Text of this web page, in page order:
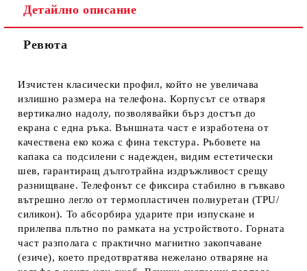
Детайлно описание
Ревюта
Изчистен класически профил, който не увеличава
излишно размера на телефона. Корпусът се отваря
вертикално надолу, позволявайки бърз достъп до
екрана с една ръка. Външната част е изработена от
качествена еко кожа с фина текстура. Ръбовете на
капака са подсилени с надежден, видим естетически
шев, гарантиращ дълготрайна издръжливост срещу
разнищване. Телефонът се фиксира стабилно в гъвкаво
вътрешно легло от термопластичен полиуретан (TPU/
силикон). То абсорбира ударите при изпускане и
прилепва плътно по рамката на устройството. Горната
част разполага с практично магнитно закопчаване
(езиче), което предотвратява нежелано отваряне на